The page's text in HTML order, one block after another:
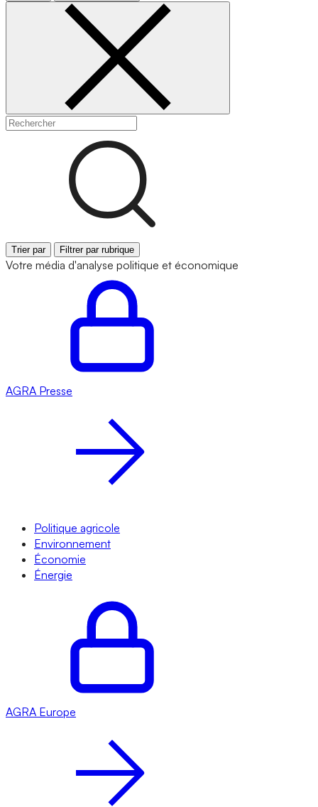
Trier par Filtrer par rubrique
Votre média d'analyse politique et économique
AGRA Presse
Politique agricole
Environnement
Économie
Énergie
AGRA Europe